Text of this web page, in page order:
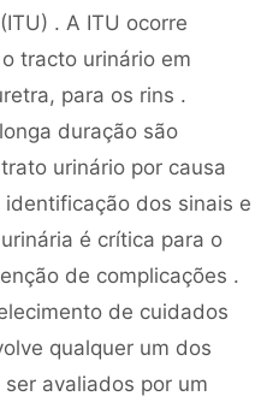
. A ITU ocorre
tracto urinário em
para os rins .
duração são
urinário por causa
dos sinais e
é crítica para o
de complicações .
de cuidados
qualquer um dos
avaliados por um